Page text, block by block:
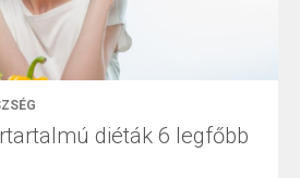
diéták 6 legfőbb